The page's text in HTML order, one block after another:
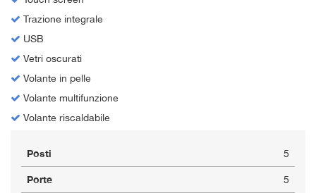
Trazione integrale
USB
Vetri oscurati
Volante in pelle
Volante multifunzione
Volante riscaldabile
Posti 5
Porte 5